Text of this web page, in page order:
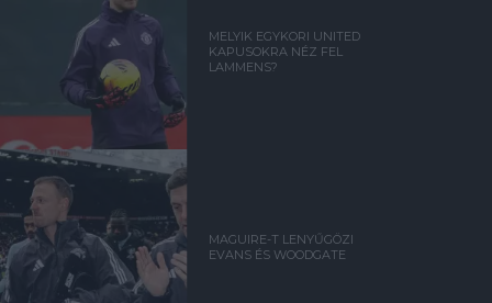
MELYIK EGYKORI UNITED
KAPUSOKRA NÉZ FEL
LAMMENS?
MAGUIRE-T LENYŰGÖZI
EVANS ÉS WOODGATE